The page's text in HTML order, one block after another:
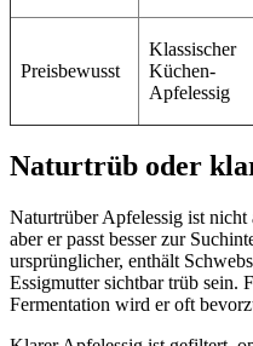
Preisbewusst
Klassischer
Küchen-
Apfelessig
Naturtrüb oder
Naturtrüber Apfelessig ist nicht
aber er passt besser zur
ursprünglicher, enthält
Essigmutter sichtbar trüb sein.
Fermentation wird er oft